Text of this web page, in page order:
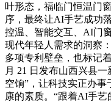
叶形态，福临门恒温门
序，最终让AI手艺成功
控温、智能交互、AI门
现代年轻人需求的洞察
多项专利壁垒，也标记
月 21 日发布山西兴县
空饷”，让科技实正办
康的素质。“跟着AI手艺